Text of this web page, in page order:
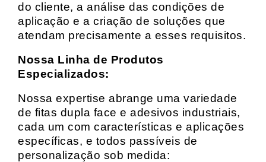
do cliente, a análise das condições de
aplicação e a criação de soluções que
atendam precisamente a esses requisitos.
Nossa Linha de Produtos
Especializados:
Nossa expertise abrange uma variedade
de fitas dupla face e adesivos industriais,
cada um com características e aplicações
específicas, e todos passíveis de
personalização sob medida: